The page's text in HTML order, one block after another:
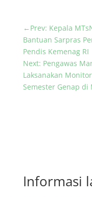
← Prev: Kepala
Bantuan Sarpras
Pendis Kemenag RI
Next: Pengawas
Laksanakan
Semester Genap di
Informasi